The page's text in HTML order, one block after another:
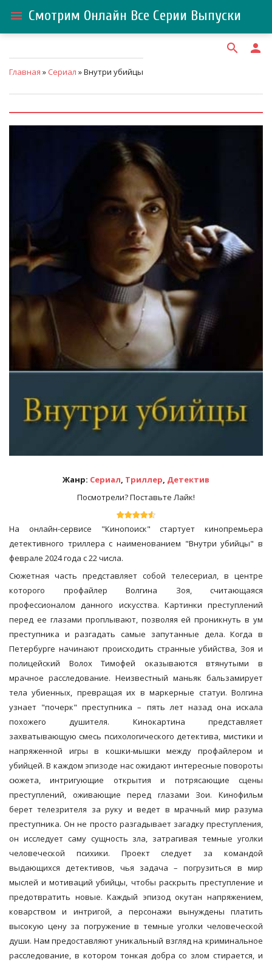
menu Смотрим Онлайн Все Серии Выпуски
search person
Главная » Сериал » Внутри убийцы
Жанр: Сериал, Триллер, Детектив
Посмотрели? Поставьте Лайк!
На онлайн-сервисе "Кинопоиск" стартует кинопремьера
детективного триллера с наименованием "Внутри убийцы" в
феврале 2024 года с 22 числа.
Сюжетная часть представляет собой телесериал, в центре
которого профайлер Волгина Зоя, считающаяся
профессионалом данного искусства. Картинки преступлений
перед ее глазами проплывают, позволяя ей проникнуть в ум
преступника и разгадать самые запутанные дела. Когда в
Петербурге начинают происходить странные убийства, Зоя и
полицейский Волох Тимофей оказываются втянутыми в
мрачное расследование. Неизвестный маньяк бальзамирует
тела убиенных, превращая их в маркерные статуи. Волгина
узнает "почерк" преступника – пять лет назад она искала
похожего душителя. Кинокартина представляет
захватывающую смесь психологического детектива, мистики и
напряженной игры в кошки-мышки между профайлером и
убийцей. В каждом эпизоде нас ожидают интересные повороты
сюжета, интригующие открытия и потрясающие сцены
преступлений, оживающие перед глазами Зои. Кинофильм
берет телезрителя за руку и ведет в мрачный мир разума
преступника. Он не просто разгадывает загадку преступления,
он исследует саму сущность зла, затрагивая темные уголки
человеческой психики. Проект следует за командой
выдающихся детективов, чья задача – погрузиться в мир
мыслей и мотиваций убийцы, чтобы раскрыть преступление и
предотвратить новые. Каждый эпизод окутан напряжением,
коварством и интригой, а персонажи вынуждены платить
высокую цену за погружение в темные уголки человеческой
души. Нам предоставляют уникальный взгляд на криминальное
расследование, в котором тонкая добра со злом стирается, и